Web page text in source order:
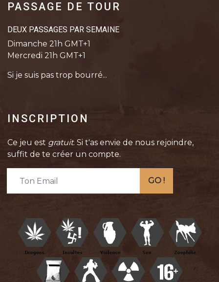
PASSAGE DE TOUR
DEUX PASSAGES PAR SEMAINE
Dimanche 21h GMT+1
Mercredi 21h GMT+1
Si je suis pas trop bourré...
INSCRIPTION
Ce jeu est gratuit. Si t'as envie de nous rejoindre,
suffit de te créer un compte.
GO !